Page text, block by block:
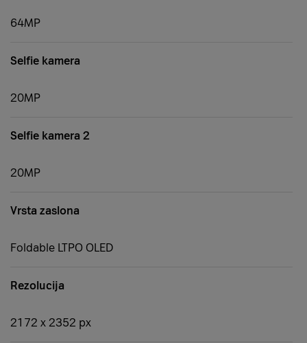
64MP
Selfie kamera
20MP
Selfie kamera 2
20MP
Vrsta zaslona
Foldable LTPO OLED
Rezolucija
2172 x 2352 px